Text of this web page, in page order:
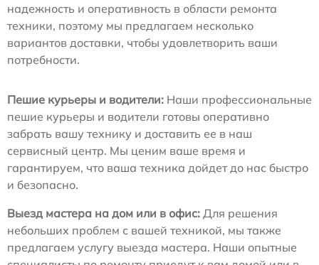
надежность и оперативность в области ремонта
техники, поэтому мы предлагаем несколько
вариантов доставки, чтобы удовлетворить ваши
потребности.
Пешие курьеры и водители: Наши профессиональные
пешие курьеры и водители готовы оперативно
забрать вашу технику и доставить ее в наш
сервисный центр. Мы ценим ваше время и
гарантируем, что ваша техника дойдет до нас быстро
и безопасно.
Выезд мастера на дом или в офис: Для решения
небольших проблем с вашей техникой, мы также
предлагаем услугу выезда мастера. Наши опытные